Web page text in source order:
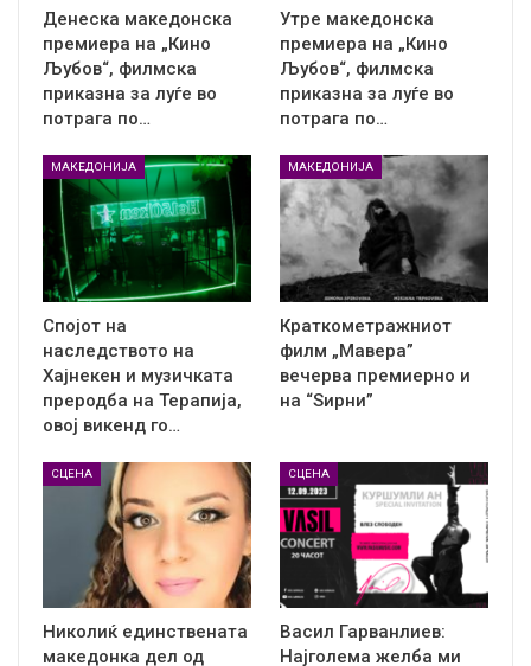
Денеска македонска
премиера на „Кино
Љубов“, филмска
приказна за луѓе во
потрага по…
Утре македонска
премиера на „Кино
Љубов“, филмска
приказна за луѓе во
потрага по…
МАКЕДОНИЈА
Спојот на
наследството на
Хајнекен и музичката
преродба на Терапија,
овој викенд го…
МАКЕДОНИЈА
Краткометражниот
филм „Мавера”
вечерва премиерно и
на “Ѕирни”
СЦЕНА
Николиќ единствената
македонка дел од
СЦЕНА
Васил Гарванлиев:
Најголема желба ми